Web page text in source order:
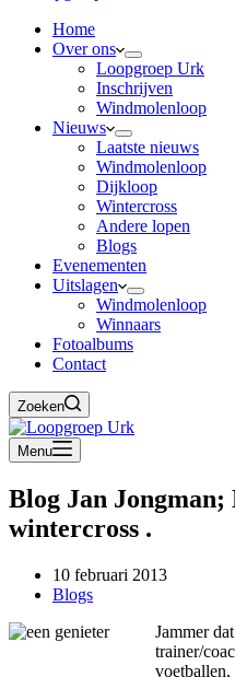
Home
Over ons
Loopgroep Urk
Inschrijven
Windmolenloop
Nieuws
Laatste nieuws
Windmolenloop
Dijkloop
Wintercross
Andere lopen
Blogs
Evenementen
Uitslagen
Windmolenloop
Winnaars
Fotoalbums
Contact
Zoeken
Menu
Blog Jan
wintercross .
10 februari 2013
Blogs
Jammer
trainer/
voetballen,